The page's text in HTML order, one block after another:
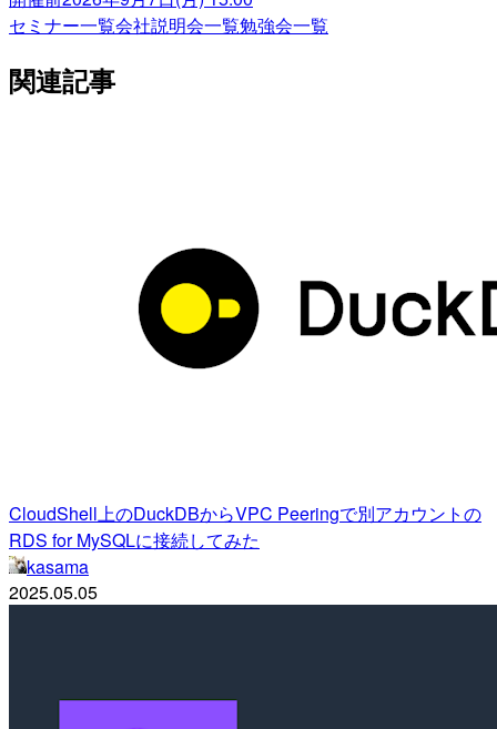
セミナー一覧会社説明会一覧勉強会一覧
関連記事
CloudShell上のDuckDBからVPC Peeringで別アカウントの
RDS for MySQLに接続してみた
kasama
2025.05.05